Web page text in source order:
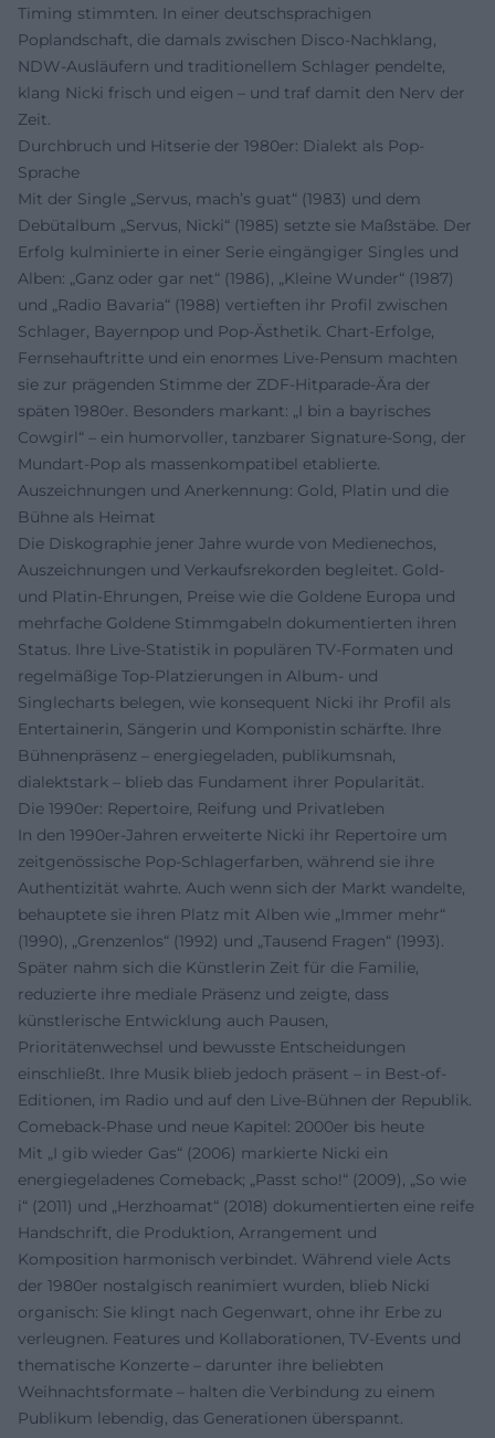
Timing stimmten. In einer deutschsprachigen
Poplandschaft, die damals zwischen Disco-Nachklang,
NDW-Ausläufern und traditionellem Schlager pendelte,
klang Nicki frisch und eigen – und traf damit den Nerv der
Zeit.
Durchbruch und Hitserie der 1980er: Dialekt als Pop-
Sprache
Mit der Single „Servus, mach’s guat“ (1983) und dem
Debütalbum „Servus, Nicki“ (1985) setzte sie Maßstäbe. Der
Erfolg kulminierte in einer Serie eingängiger Singles und
Alben: „Ganz oder gar net“ (1986), „Kleine Wunder“ (1987)
und „Radio Bavaria“ (1988) vertieften ihr Profil zwischen
Schlager, Bayernpop und Pop-Ästhetik. Chart-Erfolge,
Fernsehauftritte und ein enormes Live-Pensum machten
sie zur prägenden Stimme der ZDF-Hitparade-Ära der
späten 1980er. Besonders markant: „I bin a bayrisches
Cowgirl“ – ein humorvoller, tanzbarer Signature-Song, der
Mundart-Pop als massenkompatibel etablierte.
Auszeichnungen und Anerkennung: Gold, Platin und die
Bühne als Heimat
Die Diskographie jener Jahre wurde von Medienechos,
Auszeichnungen und Verkaufsrekorden begleitet. Gold-
und Platin-Ehrungen, Preise wie die Goldene Europa und
mehrfache Goldene Stimmgabeln dokumentierten ihren
Status. Ihre Live-Statistik in populären TV-Formaten und
regelmäßige Top-Platzierungen in Album- und
Singlecharts belegen, wie konsequent Nicki ihr Profil als
Entertainerin, Sängerin und Komponistin schärfte. Ihre
Bühnenpräsenz – energiegeladen, publikumsnah,
dialektstark – blieb das Fundament ihrer Popularität.
Die 1990er: Repertoire, Reifung und Privatleben
In den 1990er-Jahren erweiterte Nicki ihr Repertoire um
zeitgenössische Pop-Schlagerfarben, während sie ihre
Authentizität wahrte. Auch wenn sich der Markt wandelte,
behauptete sie ihren Platz mit Alben wie „Immer mehr“
(1990), „Grenzenlos“ (1992) und „Tausend Fragen“ (1993).
Später nahm sich die Künstlerin Zeit für die Familie,
reduzierte ihre mediale Präsenz und zeigte, dass
künstlerische Entwicklung auch Pausen,
Prioritätenwechsel und bewusste Entscheidungen
einschließt. Ihre Musik blieb jedoch präsent – in Best-of-
Editionen, im Radio und auf den Live-Bühnen der Republik.
Comeback-Phase und neue Kapitel: 2000er bis heute
Mit „I gib wieder Gas“ (2006) markierte Nicki ein
energiegeladenes Comeback; „Passt scho!“ (2009), „So wie
i“ (2011) und „Herzhoamat“ (2018) dokumentierten eine reife
Handschrift, die Produktion, Arrangement und
Komposition harmonisch verbindet. Während viele Acts
der 1980er nostalgisch reanimiert wurden, blieb Nicki
organisch: Sie klingt nach Gegenwart, ohne ihr Erbe zu
verleugnen. Features und Kollaborationen, TV-Events und
thematische Konzerte – darunter ihre beliebten
Weihnachtsformate – halten die Verbindung zu einem
Publikum lebendig, das Generationen überspannt.